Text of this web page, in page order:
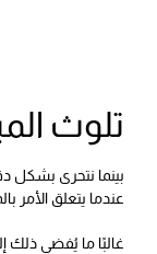
تلوث
بينما نتحرى بشكل
عندما يتعلق الأمر
غالبًا ما يُفضي ذلك